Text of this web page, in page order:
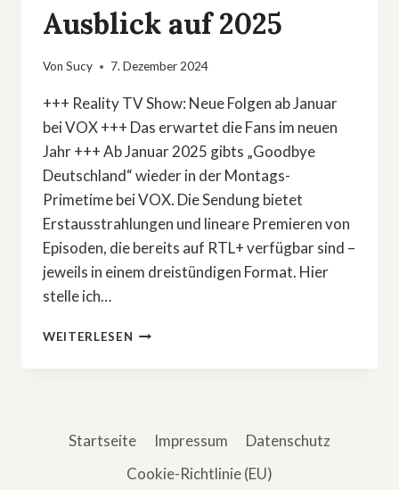
Ausblick auf 2025
Von Sucy 7. Dezember 2024
+++ Reality TV Show: Neue Folgen ab Januar
bei VOX +++ Das erwartet die Fans im neuen
Jahr +++ Ab Januar 2025 gibts „Goodbye
Deutschland“ wieder in der Montags-
Primetime bei VOX. Die Sendung bietet
Erstausstrahlungen und lineare Premieren von
Episoden, die bereits auf RTL+ verfügbar sind –
jeweils in einem dreistündigen Format. Hier
stelle ich…
WEITERLESEN »GOODBYE
–
2025
Startseite Impressum
Datenschutz
Cookie-Richtlinie (EU)